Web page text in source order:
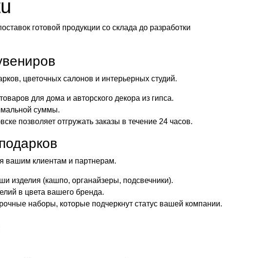
готовой продукции со склада до разработки
цветочных салонов и интерьерных студий.
для дома и авторского декора из гипса.
суммы.
позволяет отгружать заказы в течение 24 часов.
вашим клиентам и партнерам.
изделия (кашпо, органайзеры, подсвечники).
в цвета вашего бренда.
наборы, которые подчеркнут статус вашей компании.